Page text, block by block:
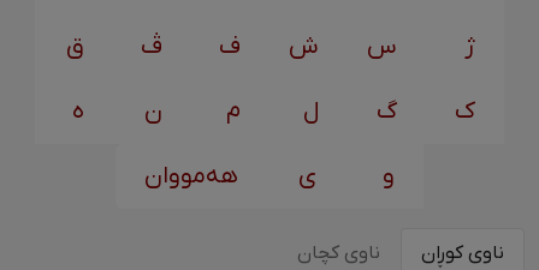
ژ س ش ف ڤ ق
ک گ ل م ن ه
و ی هەمووان
ناوی کوڕان ناوی کچان